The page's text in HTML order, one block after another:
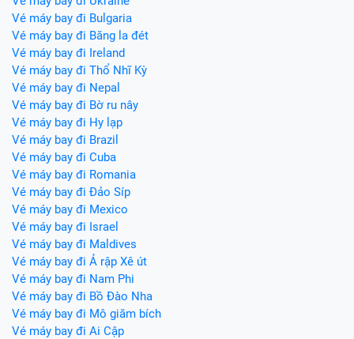
Vé máy bay đi Bulgaria
Vé máy bay đi Băng la đét
Vé máy bay đi Ireland
Vé máy bay đi Thổ Nhĩ Kỳ
Vé máy bay đi Nepal
Vé máy bay đi Bờ ru nây
Vé máy bay đi Hy lạp
Vé máy bay đi Brazil
Vé máy bay đi Cuba
Vé máy bay đi Romania
Vé máy bay đi Đảo Síp
Vé máy bay đi Mexico
Vé máy bay đi Israel
Vé máy bay đi Maldives
Vé máy bay đi Ả rập Xê út
Vé máy bay đi Nam Phi
Vé máy bay đi Bồ Đào Nha
Vé máy bay đi Mô giăm bích
Vé máy bay đi Ai Cập